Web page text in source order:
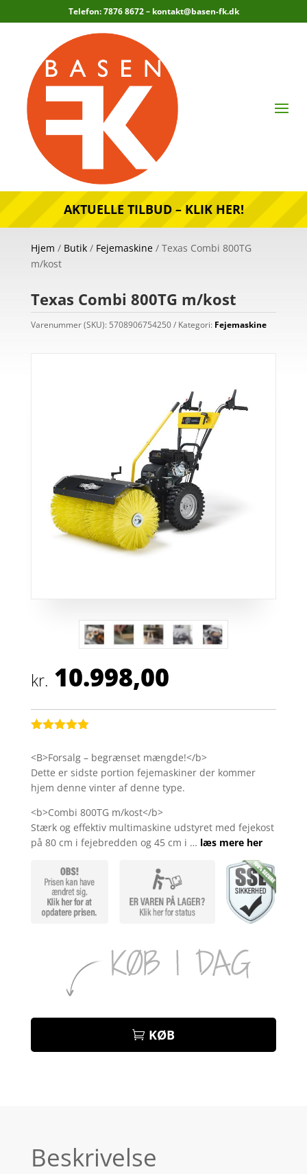
Telefon: 7876 8672 – kontakt@basen-fk.dk
AKTUELLE TILBUD – KLIK HER!
Hjem / Butik/ Fejemaskine/ Texas Combi 800TG
m/kost
Texas Combi 800TG m/kost
Varenummer (SKU): 5708906754250 Kategori: Fejemaskine
kr. 10.998,00
ud af 5
baseret på
kundebedøm
melser
<B>Forsalg – begrænset mængde!</b>
Dette er sidste portion fejemaskiner der kommer
hjem denne vinter af denne type.
<b>Combi 800TG m/kost</b>
Stærk og effektiv multimaskine udstyret med fejekost
på 80 cm i fejebredden og 45 cm i … læs mere her
KØB
Beskrivelse